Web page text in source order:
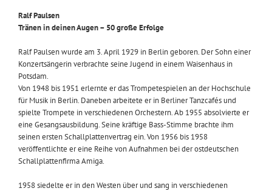
Ralf Paulsen
Tränen in deinen Augen – 50 große Erfolge
Ralf Paulsen wurde am 3. April 1929 in Berlin geboren. Der Sohn einer
Konzertsängerin verbrachte seine Jugend in einem Waisenhaus in
Potsdam.
Von 1948 bis 1951 erlernte er das Trompetespielen an der Hochschule
für Musik in Berlin. Daneben arbeitete er in Berliner Tanzcafés und
spielte Trompete in verschiedenen Orchestern. Ab 1955 absolvierte er
eine Gesangsausbildung. Seine kräftige Bass-Stimme brachte ihm
seinen ersten Schallplattenvertrag ein. Von 1956 bis 1958
veröffentlichte er eine Reihe von Aufnahmen bei der ostdeutschen
Schallplattenfirma Amiga.
1958 siedelte er in den Westen über und sang in verschiedenen